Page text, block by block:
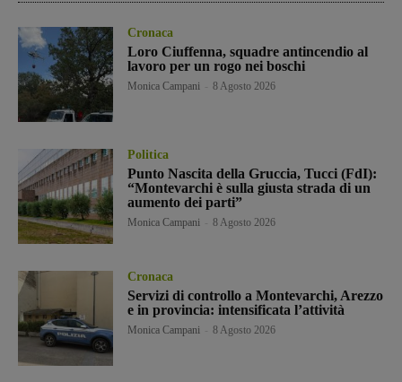
Cronaca
Loro Ciuffenna, squadre antincendio al
lavoro per un rogo nei boschi
Monica Campani 8 Agosto 2026
Politica
Punto Nascita della Gruccia, Tucci (FdI):
“Montevarchi è sulla giusta strada di un
aumento dei parti”
Monica Campani 8 Agosto 2026
Cronaca
Servizi di controllo a Montevarchi, Arezzo
e in provincia: intensificata l’attività
Monica Campani 8 Agosto 2026